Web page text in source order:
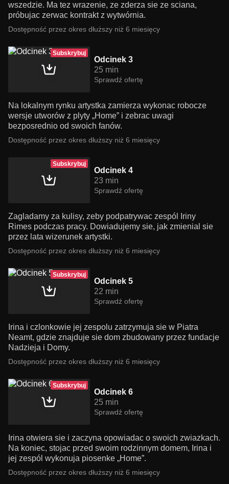
wszedzie. Ma tez wrazenie, ze zderza sie ze sciana,
próbujac zerwac kontrakt z wytwórnia.
Dostępność przez okres dłuższy niż 6 miesięcy
Subskrybuj
Odcinek 3
25 min
Sprawdź ofertę
Na lokalnym rynku artystka zamierza wykonac robocze
wersje utworów z plyty „Home” i zebrac uwagi
bezposrednio od swoich fanów.
Dostępność przez okres dłuższy niż 6 miesięcy
Subskrybuj
Odcinek 4
23 min
Sprawdź ofertę
Zagladamy za kulisy, zeby podpatrywac zespól Iriny
Rimes podczas pracy. Dowiadujemy sie, jak zmienial sie
przez lata wizerunek artystki.
Dostępność przez okres dłuższy niż 6 miesięcy
Subskrybuj
Odcinek 5
22 min
Sprawdź ofertę
Irina i czlonkowie jej zespolu zatrzymuja sie w Piatra
Neamt, gdzie znajduje sie dom zbudowany przez fundacje
Nadzieja i Domy.
Dostępność przez okres dłuższy niż 6 miesięcy
Subskrybuj
Odcinek 6
25 min
Sprawdź ofertę
Irina otwiera sie i zaczyna opowiadac o swoich zwiazkach.
Na koniec, stojac przed swoim rodzinnym domem, Irina i
jej zespól wykonuja piosenke „Home”.
Dostępność przez okres dłuższy niż 6 miesięcy